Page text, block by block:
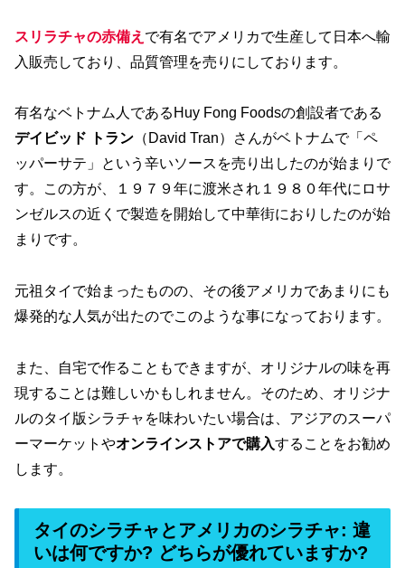
スリラチャの赤備え で有名でアメリカで生産して日本へ輸
入販売しており、品質管理を売りにしております。
有名なベトナム人であるHuy Fong Foodsの創設者である
デイビッド トラン （David Tran）さんがベトナムで「ペ
ッパーサテ」という辛いソースを売り出したのが始まりで
す。この方が、１９７９年に渡米され１９８０年代にロサ
ンゼルスの近くで製造を開始して中華街におりしたのが始
まりです。
元祖タイで始まったものの、その後アメリカであまりにも
爆発的な人気が出たのでこのような事になっております。
また、自宅で作ることもできますが、オリジナルの味を再
現することは難しいかもしれません。そのため、オリジナ
ルのタイ版シラチャを味わいたい場合は、アジアのスーパ
ーマーケットやオンラインストアで購入することをお勧め
します。
タイのシラチャとアメリカのシラチャ: 違
いは何ですか? どちらが優れていますか?